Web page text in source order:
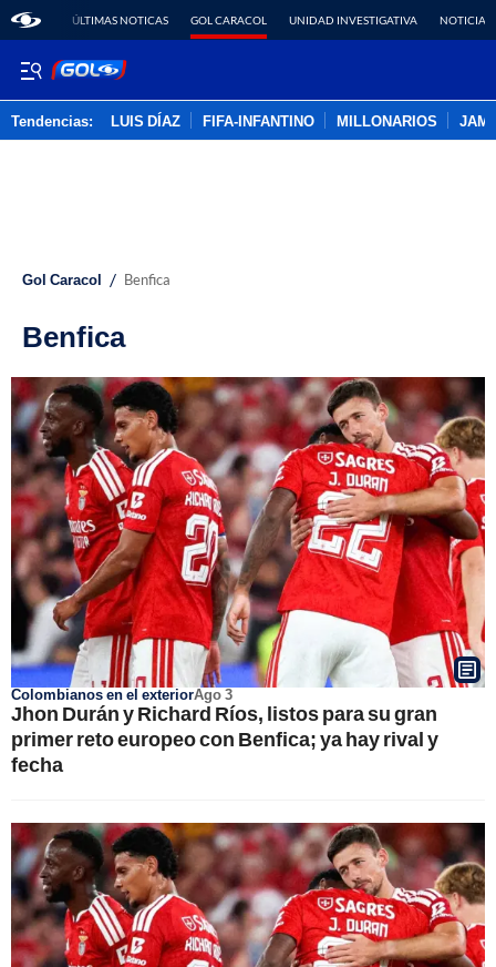
ÚLTIMAS NOTICAS GOL CARACOL UNIDAD INVESTIGATIVA NOTICIAS
Tendencias: LUIS DÍAZ FIFA-INFANTINO MILLONARIOS
Gol Caracol / Benfica
Benfica
Colombianos en el exteriorAgo 3
Jhon Durán y Richard Ríos, listos para su gran
primer reto europeo con Benfica; ya hay rival y
fecha